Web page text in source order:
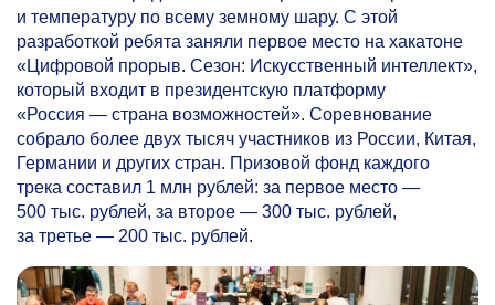
и температуру по всему земному шару. С этой
разработкой ребята заняли первое место на хакатоне
«Цифровой прорыв. Сезон: Искусственный интеллект»,
который входит в президентскую платформу
«Россия — страна возможностей». Соревнование
собрало более двух тысяч участников из России, Китая,
Германии и других стран. Призовой фонд каждого
трека составил 1 млн рублей: за первое место —
500 тыс. рублей, за второе — 300 тыс. рублей,
за третье — 200 тыс. рублей.